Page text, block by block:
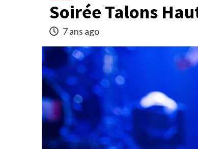
Soirée Talons
7 ans ago